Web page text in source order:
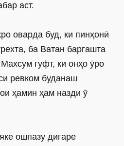
аст.
оварда буд, ки пинҳонӣ
ба Ватан баргашта
гуфт, ки онҳо ӯро
ревком буданаш
ҳамин ҳам назди ӯ
ошпазу дигаре